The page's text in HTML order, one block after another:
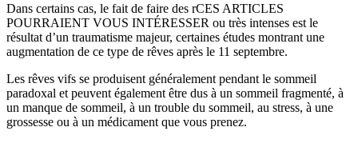
Dans certains cas, le fait de faire des rCES ARTICLES
POURRAIENT VOUS INTÉRESSER ou très intenses est le
résultat d’un traumatisme majeur, certaines études montrant une
augmentation de ce type de rêves après le 11 septembre.
Les rêves vifs se produisent généralement pendant le sommeil
paradoxal et peuvent également être dus à un sommeil fragmenté, à
un manque de sommeil, à un trouble du sommeil, au stress, à une
grossesse ou à un médicament que vous prenez.